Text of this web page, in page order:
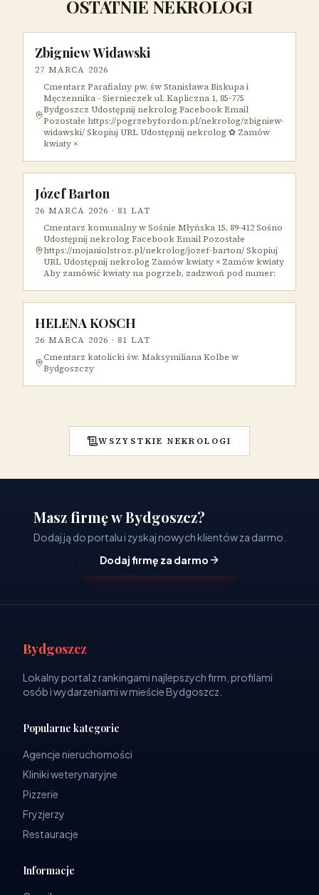
OSTATNIE NEKROLOGI
Zbigniew Widawski
27 MARCA 2026
Cmentarz Parafialny pw. św Stanisława Biskupa i
Męczennika - Siernieczek ul. Kapliczna 1, 85-775
Bydgoszcz Udostępnij nekrolog Facebook Email
Pozostałe https://pogrzebyfordon.pl/nekrolog/zbigniew-
widawski/ Skopiuj URL Udostępnij nekrolog ✿ Zamów
kwiaty ×
Józef Barton
26 MARCA 2026 · 81 LAT
Cmentarz komunalny w Sośnie Młyńska 15, 89-412 Sośno
Udostępnij nekrolog Facebook Email Pozostałe
https://mojaniolstroz.pl/nekrolog/jozef-barton/ Skopiuj
URL Udostępnij nekrolog Zamów kwiaty × Zamów kwiaty
Aby zamówić kwiaty na pogrzeb, zadzwoń pod numer:
HELENA KOSCH
26 MARCA 2026 · 81 LAT
Cmentarz katolicki św. Maksymiliana Kolbe w
Bydgoszczy
WSZYSTKIE NEKROLOGI
Masz firmę w Bydgoszcz?
Dodaj ją do portalu i zyskaj nowych klientów za darmo.
Dodaj firmę za darmo
Bydgoszcz
Lokalny portal z rankingami najlepszych firm, profilami
osób i wydarzeniami w mieście Bydgoszcz.
Popularne kategorie
Agencje nieruchomości
Kliniki weterynaryjne
Pizzerie
Fryzjerzy
Restauracje
Informacje